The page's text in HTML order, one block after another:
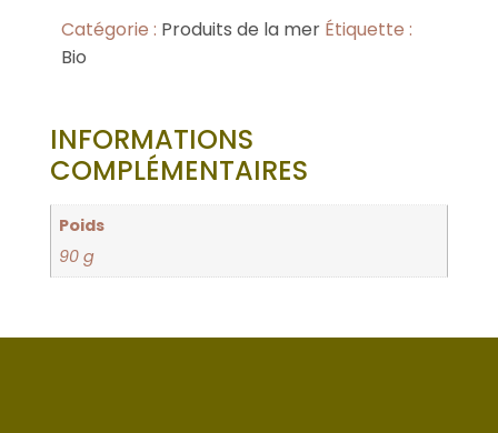
Catégorie : Produits de la mer Étiquette :
Bio
INFORMATIONS
COMPLÉMENTAIRES
Poids
90 g